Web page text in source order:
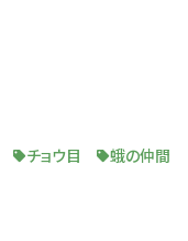
チョウ目 蛾の仲間